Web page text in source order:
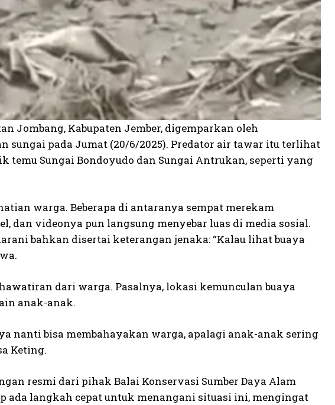
Jombang, Kabupaten Jember, digemparkan oleh
sungai pada Jumat (20/6/2025). Predator air tawar itu terlihat
temu Sungai Bondoyudo dan Sungai Antrukan, seperti yang
warga. Beberapa di antaranya sempat merekam
dan videonya pun langsung menyebar luas di media sosial.
bahkan disertai keterangan jenaka: “Kalau lihat buaya
dari warga. Pasalnya, lokasi kemunculan buaya
anak-anak.
nanti bisa membahayakan warga, apalagi anak-anak sering
Keting.
resmi dari pihak Balai Konservasi Sumber Daya Alam
ada langkah cepat untuk menangani situasi ini, mengingat